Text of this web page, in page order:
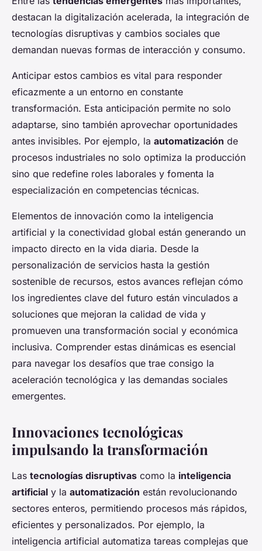
destacan la digitalización acelerada, la integración de
tecnologías disruptivas y cambios sociales que
demandan nuevas formas de interacción y consumo.
Anticipar estos cambios es vital para responder
eficazmente a un entorno en constante
transformación. Esta anticipación permite no solo
adaptarse, sino también aprovechar oportunidades
antes invisibles. Por ejemplo, la automatización de
procesos industriales no solo optimiza la producción
sino que redefine roles laborales y fomenta la
especialización en competencias técnicas.
Elementos de innovación como la inteligencia
artificial y la conectividad global están generando un
impacto directo en la vida diaria. Desde la
personalización de servicios hasta la gestión
sostenible de recursos, estos avances reflejan cómo
los ingredientes clave del futuro están vinculados a
soluciones que mejoran la calidad de vida y
promueven una transformación social y económica
inclusiva. Comprender estas dinámicas es esencial
para navegar los desafíos que trae consigo la
aceleración tecnológica y las demandas sociales
emergentes.
Innovaciones tecnológicas
impulsando la transformación
Las tecnologías disruptivas como la inteligencia
artificial y la automatización están revolucionando
sectores enteros, permitiendo procesos más rápidos,
eficientes y personalizados. Por ejemplo, la
inteligencia artificial automatiza tareas complejas que